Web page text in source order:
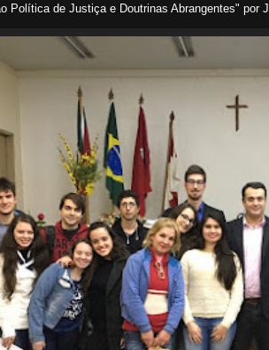
Política de Justiça e Doutrinas Abrangentes" por